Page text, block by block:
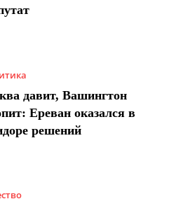
давит, Вашингтон
Ереван оказался в
решений